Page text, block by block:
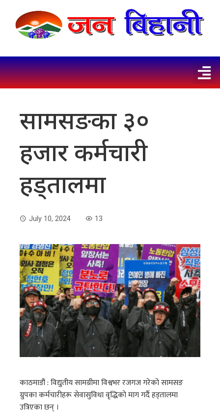
सामसङका ३०
हजार कर्मचारी
हड्तालमा
July 10, 2024 13
काठमाडौं : विद्युतीय सामग्रीमा विश्वभर रजगज गरेको सामसङ
ग्रुपका कर्मचारीहरू सेवासुविधा वृद्धिको माग गर्दै हड्तालमा
उत्रिएका छन् ।